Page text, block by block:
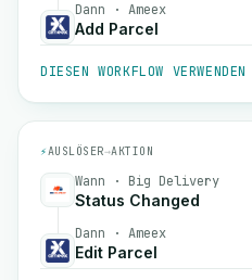
Dann · Ameex
Add Parcel
DIESEN WORKFLOW VERWENDEN
⚡AUSLÖSER→AKTION
Wann · Big Delivery
Status Changed
Dann · Ameex
Edit Parcel